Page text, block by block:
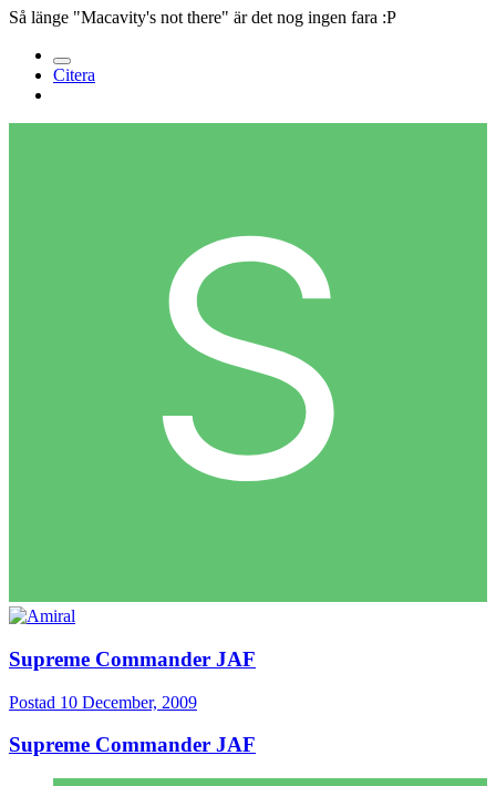
Så länge "Macavity's not there" är det nog ingen fara :P
Citera
Supreme Commander JAF
Postad 10 December, 2009
Supreme Commander JAF